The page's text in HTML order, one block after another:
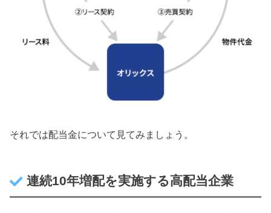
それでは配当金について見てみましょう。
連続10年増配を実施する高配当企業